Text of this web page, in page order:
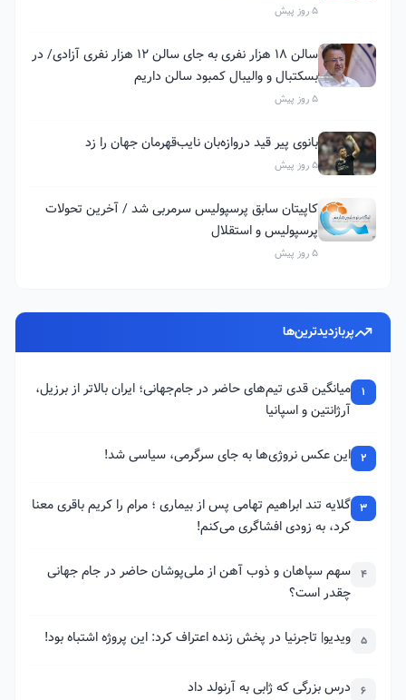
5 روز پیش
سالن ۱۸ هزار نفری به جای سالن ۱۲ هزار نفری آزادی/ در
بسکتبال و والیبال کمبود سالن داریم
5 روز پیش
بانوی پیر قید دروازه‌بان نایب‌قهرمان جهان را زد
5 روز پیش
کاپیتان سابق پرسپولیس سرمربی شد / آخرین تحولات
پرسپولیس و استقلال
5 روز پیش
پربازدیدترین‌ها
1
میانگین قدی تیم‌های حاضر در جام‌جهانی؛ ایران بالاتر از برزیل،
آرژانتین و اسپانیا
2 این عکس نروژی‌ها به جای سرگرمی، سیاسی شد!
3 گلایه تند ابراهیم تهامی پس از بیماری ؛ مرام را کریم باقری معنا
کرد، به زودی افشاگری می‌کنم!
4 سهم سپاهان و ذوب آهن از ملی‌پوشان حاضر در جام جهانی
چقدر است؟
5 ویدیو| تاجرنیا در پخش زنده اعتراف کرد: این پروژه اشتباه بود!
6 درس بزرگی که ژابی به آرنولد داد